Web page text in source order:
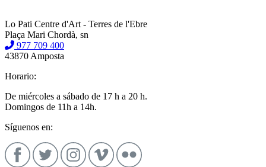
Lo Pati Centre d'Art - Terres de l'Ebre
Plaça Mari Chordà, sn
977 709 400
43870 Amposta
Horario:
De miércoles a sábado de 17 h a 20 h.
Domingos de 11h a 14h.
Síguenos en: